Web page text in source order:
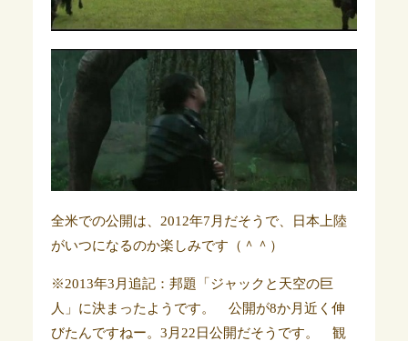
全米での公開は、2012年7月だそうで、日本上陸
がいつになるのか楽しみです（＾＾）
※2013年3月追記：邦題「ジャックと天空の巨
人」に決まったようです。 公開が8か月近く伸
びたんですねー。3月22日公開だそうです。 観